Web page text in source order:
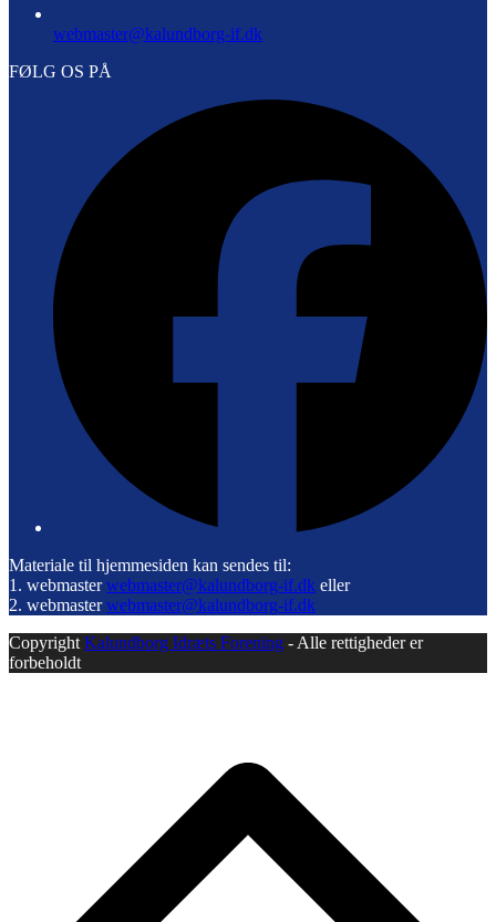
webmaster@kalundborg-if.dk
FØLG OS PÅ
Materiale til hjemmesiden kan sendes til:
1. webmasterwebmaster@kalundborg-if.dk eller
2. webmasterwebmaster@kalundborg-if.dk
Copyright Kalundborg Idræts Forening - Alle rettigheder er
forbeholdt